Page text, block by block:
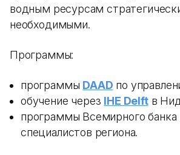
водным ресурсам
необходимыми.
Программы:
программы DAAD по
обучение через IHE Delftв
программы Всемирного банка
специалистов региона.